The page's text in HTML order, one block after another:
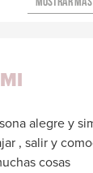
alegre y
, salir y
cosas